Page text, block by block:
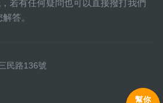
若有任何疑問也可以直接撥打我們
答。
民路136號
幫你